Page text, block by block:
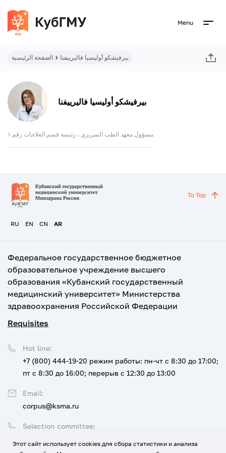
Menu
الصفحة الرئيسية بيرفيشكو أوليسيا فاليرييفنا
بيرفيشكو أوليسيا فاليرييفنا
مسؤول معهد الطب السريري ، رئيسة قسم العلاجات رقم ١
RU EN CN AR
To Top
Федеральное государственное бюджетное
образовательное учреждение высшего
образования «Кубанский государственный
медицинский университет» Министерства
здравоохранения Российской Федерации
Requisites
Selection committee:
Hot line:
+7 (800) 444-19-20 режим работы: пн-чт с 8:30 до 17:00;
пт с 8:30 до 16:00; перерыв с 12:30 до 13:00
Email:
corpus@ksma.ru
Этот сайт использует cookies для сбора статистики и анализа